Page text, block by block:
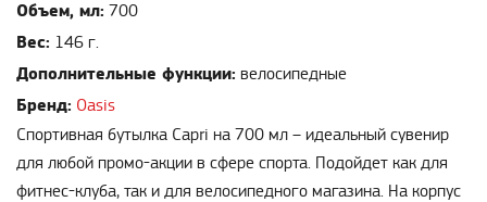
Объем, мл: 700
Вес: 146 г.
Дополнительные функции: велосипедные
Бренд: Oasis
Спортивная бутылка Capri на 700 мл – идеальный сувенир
для любой промо-акции в сфере спорта. Подойдет как для
фитнес-клуба, так и для велосипедного магазина. На корпус